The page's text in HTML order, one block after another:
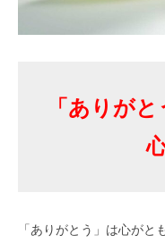
「ありが
「ありがとう」は心がと